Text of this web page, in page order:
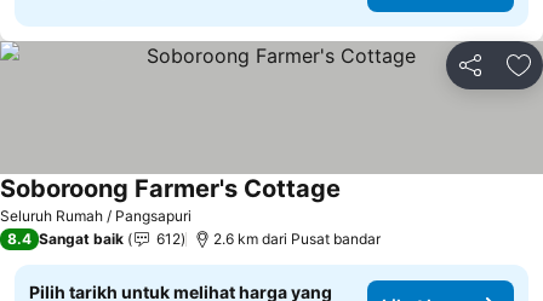
Kongsi
Seluruh Rumah / Pangsapuri
Soboroong Farmer's Cottage
8.4 Sangat baik 612 2.6 km dari Pusat bandar
Pilih tarikh untuk melihat harga yang